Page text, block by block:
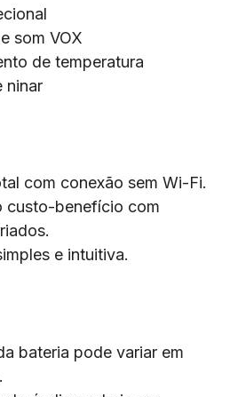
som VOX
de temperatura
ninar
com conexão sem Wi-Fi.
custo-benefício com
e intuitiva.
bateria pode variar em